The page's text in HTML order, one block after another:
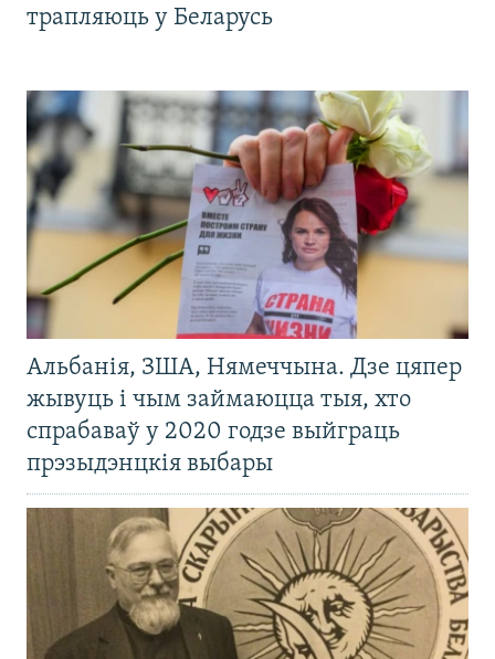
трапляюць у Беларусь
Альбанія, ЗША, Нямеччына. Дзе цяпер
жывуць і чым займаюцца тыя, хто
спрабаваў у 2020 годзе выйграць
прэзыдэнцкія выбары